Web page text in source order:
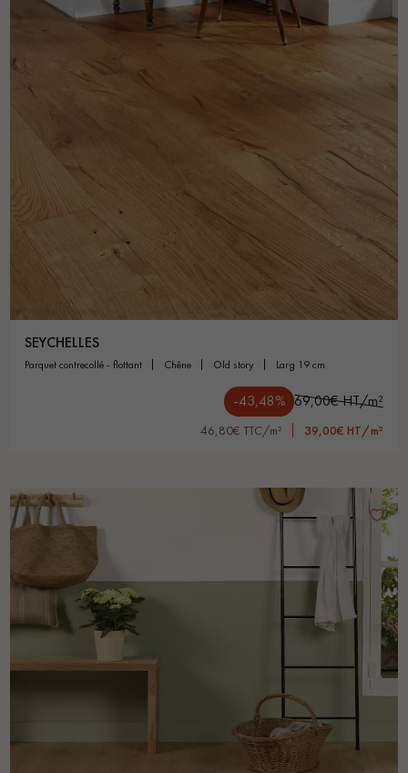
SEYCHELLES
parquet contrecollé - flottant chêne old story larg 19 cm
-43,48% 69,00€ HT/m²
46,80€ TTC/m² 39,00€ HT/m²